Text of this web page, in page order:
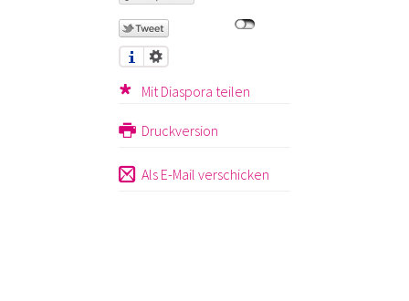
Mit Diaspora teilen
Druckversion
Als E-Mail verschicken